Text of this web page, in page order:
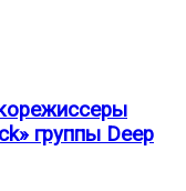
группы Deep